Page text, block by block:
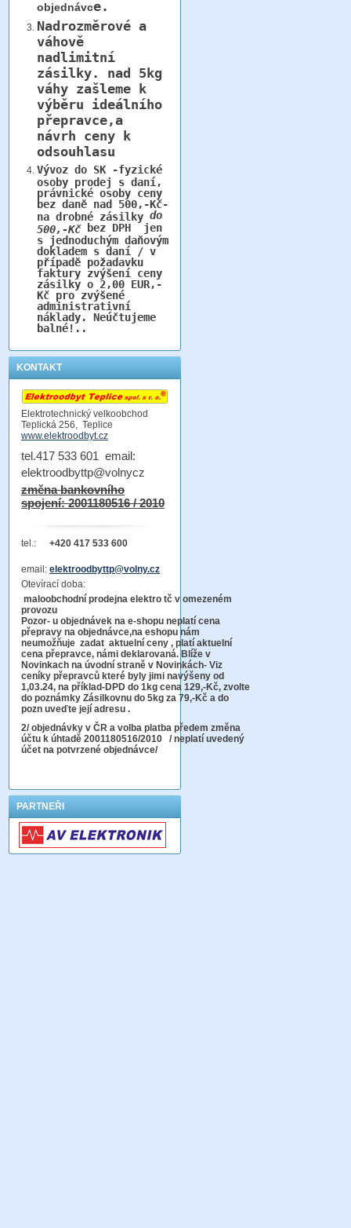
objednávce.
Nadrozměrové a
váhově
nadlimitní
zásilky. nad 5kg
váhy zašleme k
výběru ideálního
přepravce,a
návrh ceny k
odsouhlasu
Vývoz do SK -fyzické
osoby prodej s daní,
právnické osoby ceny
bez daně nad 500,-Kč-
na drobné zásilky do
500,-Kčbez DPH jen
s jednoduchým daňovým
dokladem s daní / v
případě požadavku
faktury zvýšení ceny
zásilky o 2,00 EUR,-
Kč pro zvýšené
administrativní
náklady. Neúčtujeme
balné!..
KONTAKT
Elektrotechnický velkoobchod
Teplická 256, Teplice
www.elektroodbyt.cz
tel.417 533 601 email:
elektroodbyttp@volnycz
změna bankovního
spojení: 2001180516 / 2010
tel.: +420 417 533 600
email: elektroodbyttp@volny.cz
Otevírací doba:
maloobchodní prodejna elektro tč v omezeném
provozu
Pozor- u objednávek na e-shopu neplatí cena
přepravy na objednávce,na eshopu nám
neumožňuje zadat aktuelní ceny , platí aktuelní
cena přepravce, námi deklarovaná. Blíže v
Novinkach na úvodní straně v Novinkách- Viz
ceníky přepravců které byly jimi navýšeny od
1,03.24, na příklad-DPD do 1kg cena 129,-Kč, zvolte
do poznámky Zásilkovnu do 5kg za 79,-Kč a do
pozn uveďte její adresu .
2/ objednávky v ČR a volba platba předem změna
účtu k úhtadě 2001180516/2010 / neplatí uvedený
účet na potvrzené objednávce/
PARTNEŘI